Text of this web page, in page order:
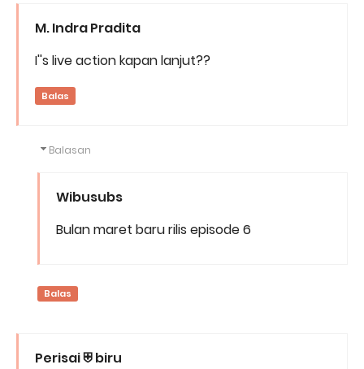
M. Indra Pradita
I''s live action kapan lanjut??
Balas
Balasan
Wibusubs
Bulan maret baru rilis episode 6
Balas
Perisai ⛨ biru